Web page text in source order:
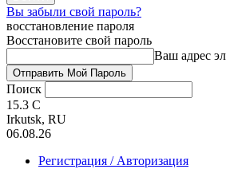
Вы забыли свой пароль?
восстановление пароля
Восстановите свой пароль
Ваш адрес
Поиск
15.3 C
Irkutsk, RU
06.08.26
Регистрация / Авторизация